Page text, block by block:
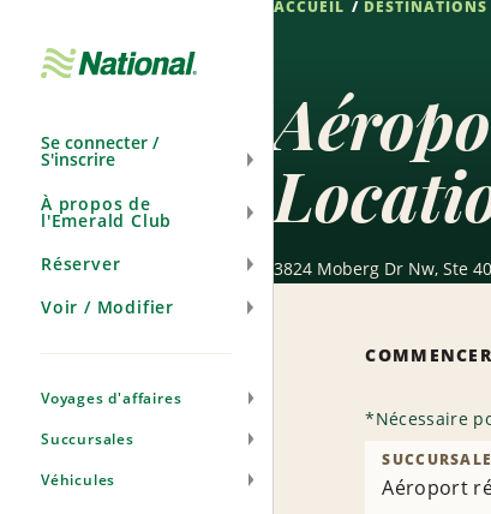
navigation
Se connecter /
S'inscrire
À propos de
l'Emerald Club
Réserver
Voir / Modifier
Voyages d'affaires
Succursales
Véhicules
ACCUEIL
3824 Moberg Dr Nw, Ste
*Nécessaire
Aéroport